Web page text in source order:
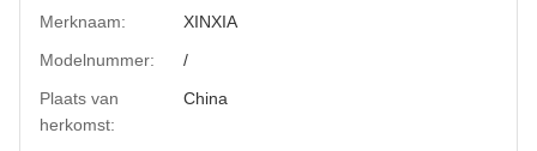
Merknaam:
XINXIA
Modelnummer:
/
Plaats van
herkomst:
China